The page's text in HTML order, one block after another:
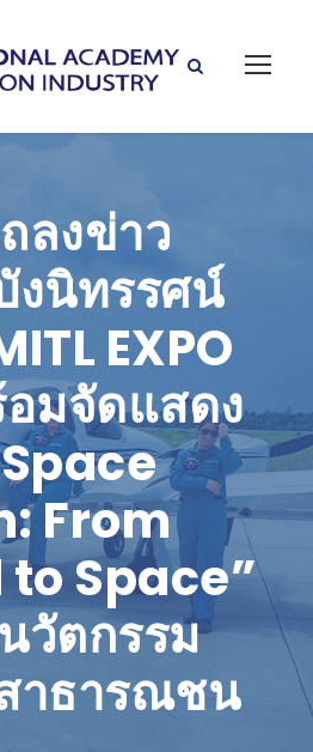
ลงข่าว
งนิทรรศน์
EXPO
มจัดแสดง
From
Space”
วัตกรรม
าธารณชน